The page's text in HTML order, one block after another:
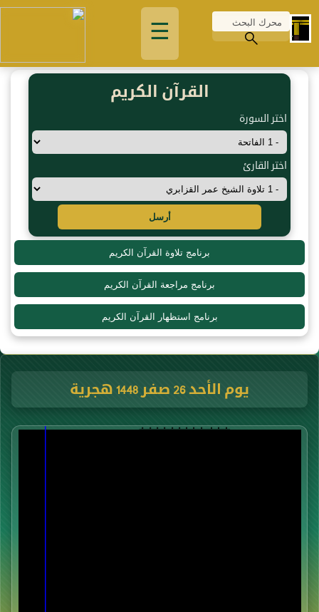
☰
القرآن الكريم
اختر السورة
اختر القارئ
أرسل
برنامج تلاوة القرآن الكريم
برنامج مراجعة القرآن الكريم
برنامج استظهار القرآن الكريم
يوم الأحد 26 صفر 1448 هجرية